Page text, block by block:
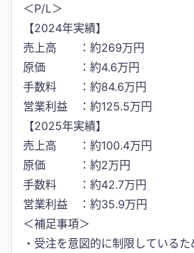
＜P/L＞
【2024年実績】
売上高 ：約269万円
原価 ：約4.6万円
手数料 ：約84.6万円
営業利益 ：約125.5万円
【2025年実績】
売上高 ：約100.4万円
原価 ：約2万円
手数料 ：約42.7万円
営業利益 ：約35.9万円
＜補足事項＞
・受注を意図的に制限している